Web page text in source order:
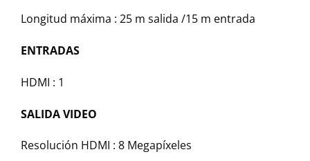
Longitud máxima : 25 m salida /15 m entrada
ENTRADAS
HDMI : 1
SALIDA VIDEO
Resolución HDMI : 8 Megapíxeles